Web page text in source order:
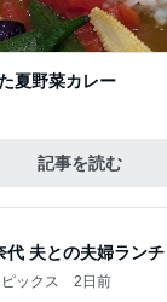
夏野菜カレー
記事を読む
代 夫との夫婦ランチ
ックス 2日前